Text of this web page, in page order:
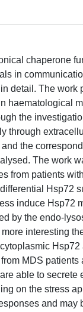
chaperone
in
detail. The work
haematological
the
through
the
The work
from patients
Hsp72
induce Hsp72
by the endo-
more interesting
MDS
able to secrete
on the stress
and may